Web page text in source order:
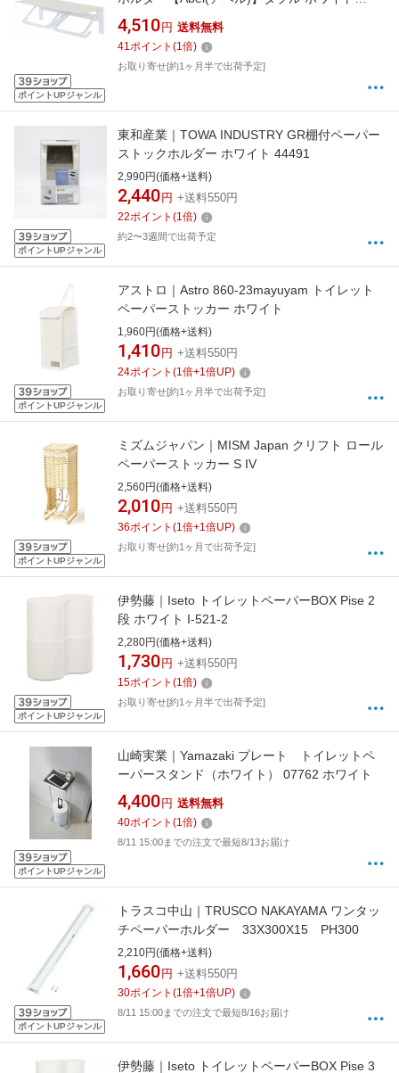
ポイントUPジャンル
PH016
4,510 円 送料無料
41ポイント (1倍)
お取り寄せ[約1ヶ月半で出荷予定]
ポイントUPジャンル
東和産業｜TOWA INDUSTRY GR棚付ペーパー
ストックホルダー ホワイト 44491
2,990円(価格+送料)
2,440 円 +送料550円
22ポイント (1倍)
約2〜3週間で出荷予定
ポイントUPジャンル
アストロ｜Astro 860-23mayuyam トイレット
ペーパーストッカー ホワイト
1,960円(価格+送料)
1,410 円 +送料550円
24ポイント (1倍+1倍UP)
お取り寄せ[約1ヶ月半で出荷予定]
ポイントUPジャンル
ミズムジャパン｜MISM Japan クリフト ロール
ペーパーストッカー S IV
2,560円(価格+送料)
2,010 円 +送料550円
36ポイント (1倍+1倍UP)
お取り寄せ[約1ヶ月で出荷予定]
ポイントUPジャンル
伊勢藤｜Iseto トイレットペーパーBOX Pise 2
段 ホワイト I-521-2
2,280円(価格+送料)
1,730 円 +送料550円
15ポイント (1倍)
お取り寄せ[約1ヶ月半で出荷予定]
ポイントUPジャンル
山崎実業｜Yamazaki プレート トイレットペ
ーパースタンド（ホワイト） 07762 ホワイト
4,400 円 送料無料
40ポイント (1倍)
8/11 15:00までの注文で最短8/13お届け
ポイントUPジャンル
トラスコ中山｜TRUSCO NAKAYAMA ワンタッ
チペーパーホルダー 33X300X15 PH300
2,210円(価格+送料)
1,660 円 +送料550円
30ポイント (1倍+1倍UP)
8/11 15:00までの注文で最短8/16お届け
伊勢藤｜Iseto トイレットペーパーBOX Pise 3